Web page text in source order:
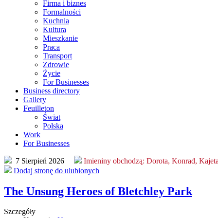
Firma i biznes
Formalności
Kuchnia
Kultura
Mieszkanie
Praca
Transport
Zdrowie
Życie
For Businesses
Business directory
Gallery
Feuilleton
Świat
Polska
Work
For Businesses
7 Sierpień 2026 Imieniny obchodzą: Dorota, Konrad,
Dodaj stronę do ulubionych
The Unsung Heroes of Bletchley Park
Szczegóły